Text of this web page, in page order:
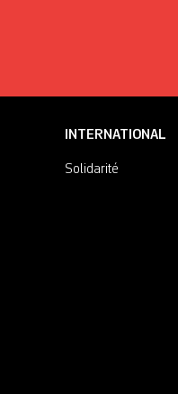
INTERNATIONAL
Solidarité